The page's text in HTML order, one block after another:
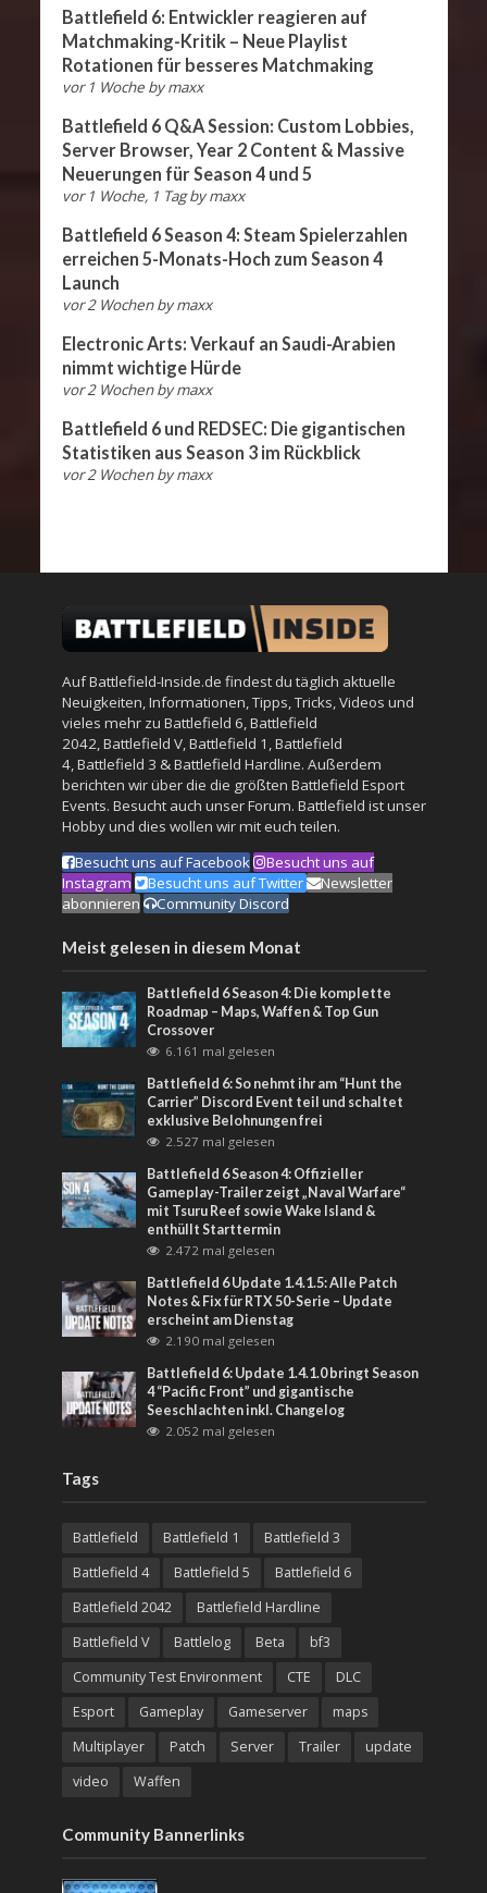
Battlefield 6: Entwickler reagieren auf
Matchmaking-Kritik – Neue Playlist
Rotationen für besseres Matchmaking
vor 1 Woche bymaxx
Battlefield 6 Q&A Session: Custom Lobbies,
Server Browser, Year 2 Content & Massive
Neuerungen für Season 4 und 5
vor 1 Woche, 1 Tag bymaxx
Battlefield 6 Season 4: Steam Spielerzahlen
erreichen 5-Monats-Hoch zum Season 4
Launch
vor 2 Wochen bymaxx
Electronic Arts: Verkauf an Saudi-Arabien
nimmt wichtige Hürde
vor 2 Wochen bymaxx
Battlefield 6 und REDSEC: Die gigantischen
Statistiken aus Season 3 im Rückblick
vor 2 Wochen bymaxx
Auf Battlefield-Inside.de findest du täglich aktuelle
Neuigkeiten, Informationen, Tipps, Tricks, Videos und
vieles mehr zu Battlefield 6,Battlefield
2042,Battlefield V,Battlefield 1 ,Battlefield
4,Battlefield 3 &Battlefield Hardline. Außerdem
berichten wir über die die größten Battlefield Esport
Events. Besucht auch unserForum. Battlefield ist unser
Hobby und dies wollen wir mit euch teilen.
Besucht uns auf Facebook
Besucht uns auf
Instagram
Besucht uns auf Twitter
Newsletter
abonnieren
Community Discord
Meist gelesen in diesem Monat
Battlefield 6 Season 4: Die komplette
Roadmap – Maps, Waffen & Top Gun
Crossover
6.161 mal gelesen
Battlefield 6: So nehmt ihr am “Hunt the
Carrier” Discord Event teil und schaltet
exklusive Belohnungen frei
2.527 mal gelesen
Battlefield 6 Season 4: Offizieller
Gameplay-Trailer zeigt „Naval Warfare“
mit Tsuru Reef sowie Wake Island &
enthüllt Starttermin
2.472 mal gelesen
Battlefield 6 Update 1.4.1.5: Alle Patch
Notes & Fix für RTX 50-Serie – Update
erscheint am Dienstag
2.190 mal gelesen
Battlefield 6: Update 1.4.1.0 bringt Season
4 “Pacific Front” und gigantische
Seeschlachten inkl. Changelog
2.052 mal gelesen
Tags
Battlefield Battlefield 1
Battlefield 3
Battlefield 4
Battlefield 5
Battlefield 6
Battlefield 2042
Battlefield Hardline
Battlefield V
Battlelog Beta
bf3
Community Test Environment
CTE
DLC
Esport
Gameplay Gameserver
maps
Multiplayer
Patch Server Trailer
update
video
Waffen
Community Bannerlinks